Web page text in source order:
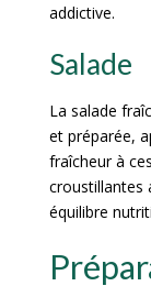
addictive.
Salade
La salade
et préparée,
fraîcheur à
croustillantes
équilibre